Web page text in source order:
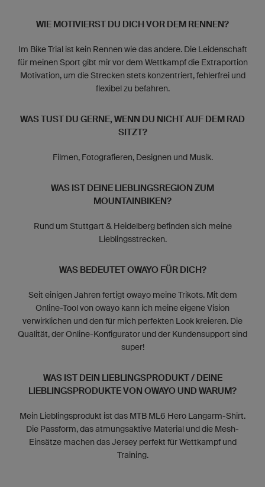
WIE MOTIVIERST DU DICH VOR DEM RENNEN?
Im Bike Trial ist kein Rennen wie das andere. Die Leidenschaft
für meinen Sport gibt mir vor dem Wettkampf die Extraportion
Motivation, um die Strecken stets konzentriert, fehlerfrei und
flexibel zu befahren.
WAS TUST DU GERNE, WENN DU NICHT AUF DEM RAD
SITZT?
Filmen, Fotografieren, Designen und Musik.
WAS IST DEINE LIEBLINGSREGION ZUM
MOUNTAINBIKEN?
Rund um Stuttgart & Heidelberg befinden sich meine
Lieblingsstrecken.
WAS BEDEUTET OWAYO FÜR DICH?
Seit einigen Jahren fertigt owayo meine Trikots. Mit dem
Online-Tool von owayo kann ich meine eigene Vision
verwirklichen und den für mich perfekten Look kreieren. Die
Qualität, der Online-Konfigurator und der Kundensupport sind
super!
WAS IST DEIN LIEBLINGSPRODUKT / DEINE
LIEBLINGSPRODUKTE VON OWAYO UND WARUM?
Mein Lieblingsprodukt ist das MTB ML6 Hero Langarm-Shirt.
Die Passform, das atmungsaktive Material und die Mesh-
Einsätze machen das Jersey perfekt für Wettkampf und
Training.